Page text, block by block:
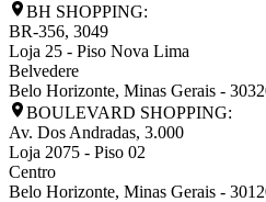
BH SHOPPING:
BR-356, 3049
Loja 25 - Piso Nova Lima
Belvedere
Belo Horizonte, Minas Gerais -
BOULEVARD SHOPPING:
Av. Dos Andradas, 3.000
Loja 2075 - Piso 02
Centro
Belo Horizonte, Minas Gerais -